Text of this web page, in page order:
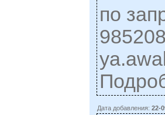
по
Дата добавления:22-